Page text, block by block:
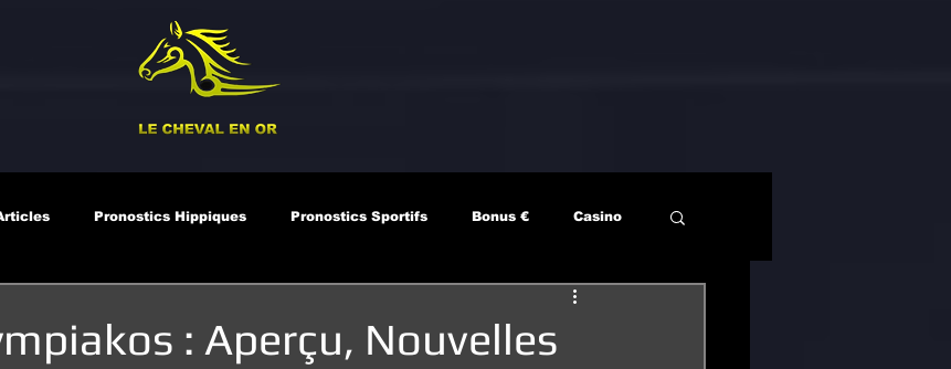
Pronostics Hippiques Pronostics Sportifs Bonus € Casino
: Aperçu, Nouvelles